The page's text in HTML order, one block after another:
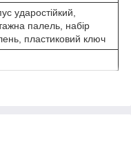
ударостійкий,
палель, набір
пластиковий ключ